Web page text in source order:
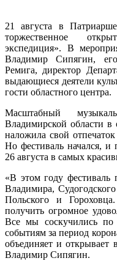
21 августа в
торжественное
экспедиция». В
Владимир Сипягин,
Ремига, директор
выдающиеся деятели
гости областного центра.
Масштабный
Владимирской области в
наложила свой
Но фестиваль начался, и
26 августа в самых
«В этом году фестиваль
Владимира,
Польского и
получить огромное
Все мы соскучились по
событиям за период
объединяет и открывает
Владимир Сипягин.